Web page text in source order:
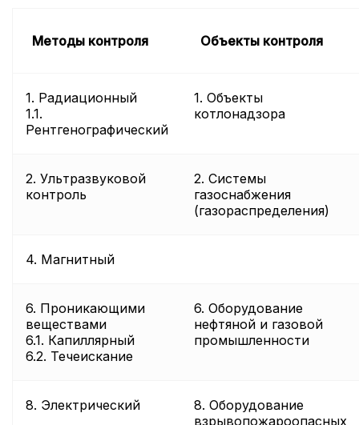
Методы контроля Объекты контроля
1. Радиационный
1.1.
Рентгенографический
1. Объекты
котлонадзора
2. Ультразвуковой
контроль
2. Системы
газоснабжения
(газораспределения)
4. Магнитный
6. Проникающими
веществами
6.1. Капиллярный
6.2. Течеискание
6. Оборудование
нефтяной и газовой
промышленности
8. Электрический
8. Оборудование
взрывопожароопасных